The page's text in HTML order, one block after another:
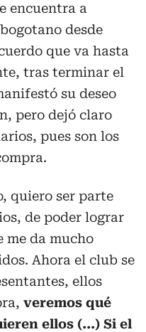
encuentra a
desde
que va hasta
tras terminar el
su deseo
pero dejó claro
pues son los
quiero ser parte
de poder lograr
me da mucho
Ahora el club se
ellos
veremos qué
ellos (...) Si el